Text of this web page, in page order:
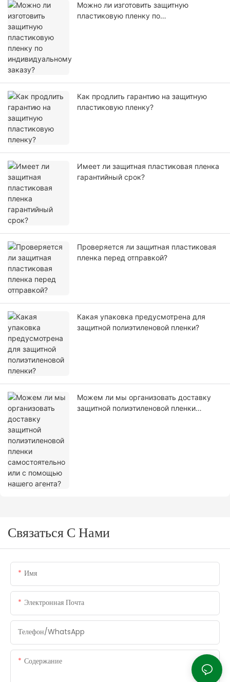
Можно ли изготовить защитную
пластиковую пленку по
Как продлить гарантию на защитную
пластиковую пленку?
Имеет ли защитная пластиковая пленка
гарантийный срок?
Проверяется ли защитная пластиковая
пленка перед отправкой?
Какая упаковка предусмотрена для
защитной полиэтиленовой пленки?
Можем ли мы организовать доставку
защитной полиэтиленовой пленки
Связаться С Нами
Имя
Электронная Почта
Телефон/WhatsApp
Содержание